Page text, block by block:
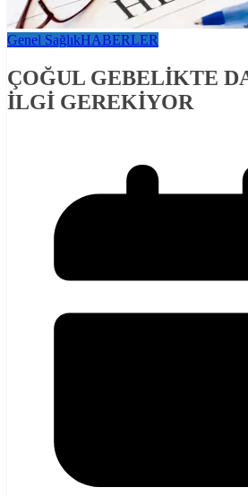
Genel SağlıkHABERLER
ÇOĞUL GEBELİKTE
İLGİ GEREKİYOR